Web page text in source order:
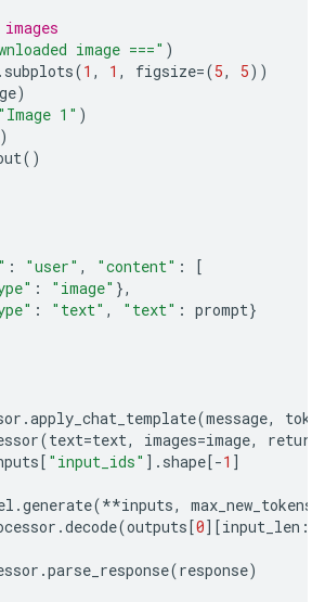
that one molecule of water
Structure and Bonding
the "formula" also describes
Water is a highly **polar**
in Physics/Thermodynamics
to a physical formula, it
Heat Capacity:** The amount of
Volume:** Equations relating
if you are asking for the basic
image ===" )
. subplots(1 , 1 , figsize=(5, 5))
)
"Image 1" )
)
()
: "user" , "content" :
[
: "image" },
: "text" , "text" : prompt}
.apply_chat_template(message,
(text=text, images=image,
[ "input_ids" ] . shape[-1 ]
.generate(**inputs, max_new_tokens
.decode(outputs[0][input_len
.parse_response(response)